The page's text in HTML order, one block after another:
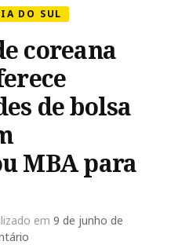
DO SUL
coreana
de bolsa
MBA para
em 9 de junho de